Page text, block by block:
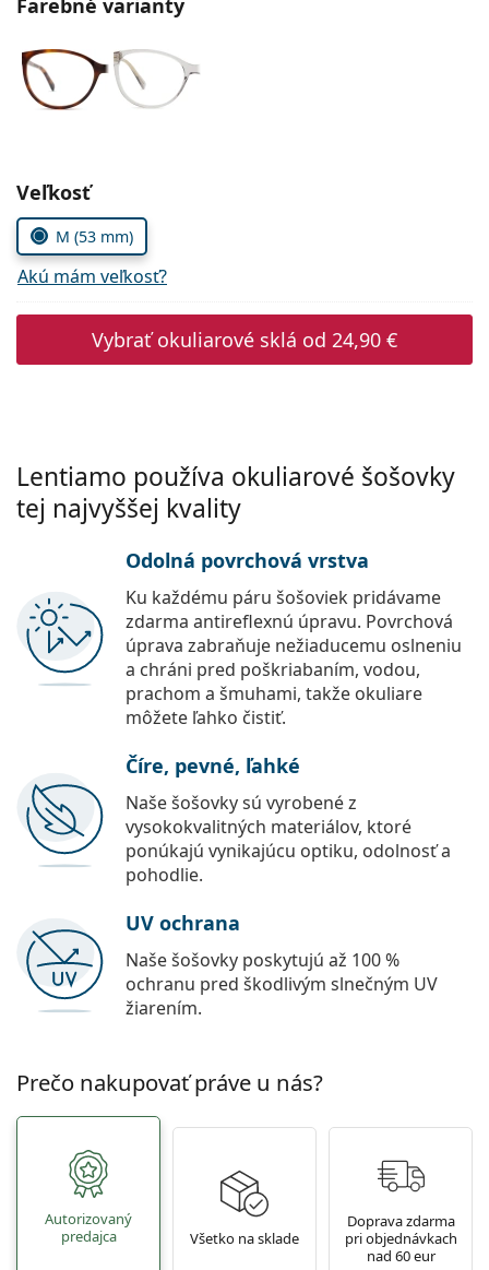
Persol
Prada
Všetky značky
Zvoľte parametre
Veľkosť
M (53 mm)
Akú mám veľkosť?
Vybrať okuliarové sklá od 24,90 €
Lentiamo používa okuliarové šošovky
tej najvyššej kvality
Odolná povrchová vrstva
Ku každému páru šošoviek pridávame
zdarma antireflexnú úpravu. Povrchová
úprava zabraňuje nežiaducemu oslneniu
a chráni pred poškriabaním, vodou,
prachom a šmuhami, takže okuliare
môžete ľahko čistiť.
Číre, pevné, ľahké
Naše šošovky sú vyrobené z
vysokokvalitných materiálov, ktoré
ponúkajú vynikajúcu optiku, odolnosť a
pohodlie.
UV ochrana
Naše šošovky poskytujú až 100 %
ochranu pred škodlivým slnečným UV
žiarením.
Prečo nakupovať práve u nás?
Autorizovaný
predajca
Všetko na sklade
Doprava zdarma
pri objednávkach
nad 60 eur